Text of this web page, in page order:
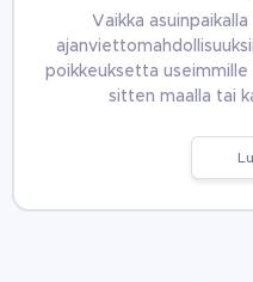
Vaikka
poikkeuksetta useimmille
sitten maalla tai